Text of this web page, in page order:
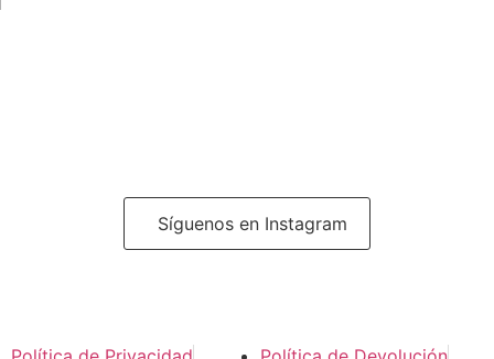
Síguenos en Instagram